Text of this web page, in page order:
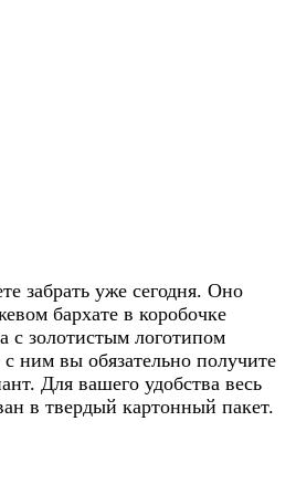
на
наших
забрать уже сегодня. Оно
бархате в коробочке
с золотистым логотипом
ним вы обязательно получите
Для вашего удобства весь
в твердый картонный пакет.